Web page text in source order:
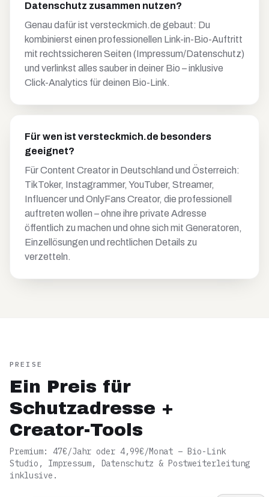
Datenschutz zusammen nutzen?
Genau dafür ist versteckmich.de gebaut: Du
kombinierst einen professionellen Link-in-Bio-Auftritt
mit rechtssicheren Seiten (Impressum/Datenschutz)
und verlinkst alles sauber in deiner Bio – inklusive
Click-Analytics für deinen Bio-Link.
Für wen ist versteckmich.de besonders
geeignet?
Für Content Creator in Deutschland und Österreich:
TikToker, Instagrammer, YouTuber, Streamer,
Influencer und OnlyFans Creator, die professionell
auftreten wollen – ohne ihre private Adresse
öffentlich zu machen und ohne sich mit Generatoren,
Einzellösungen und rechtlichen Details zu
verzetteln.
PREISE
Ein Preis für
Schutzadresse +
Creator-Tools
Premium: 47€/Jahr oder 4,99€/Monat – Bio-Link
Studio, Impressum, Datenschutz & Postweiterleitung
inklusive.